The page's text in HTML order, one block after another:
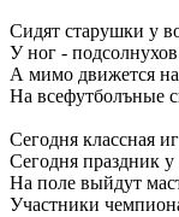
Сидят старушки у
У ног -
А мимо движется
На всефутболъные
Сегодня классная
Сегодня праздник у
На поле выйдут
Участники